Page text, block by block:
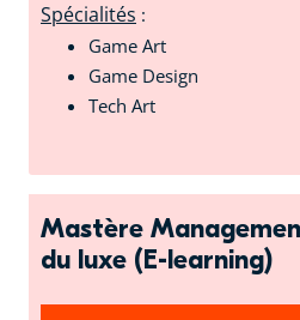
Spécialités :
Game Art
Game Design
Tech Art
Mastère
du luxe (E-learning)